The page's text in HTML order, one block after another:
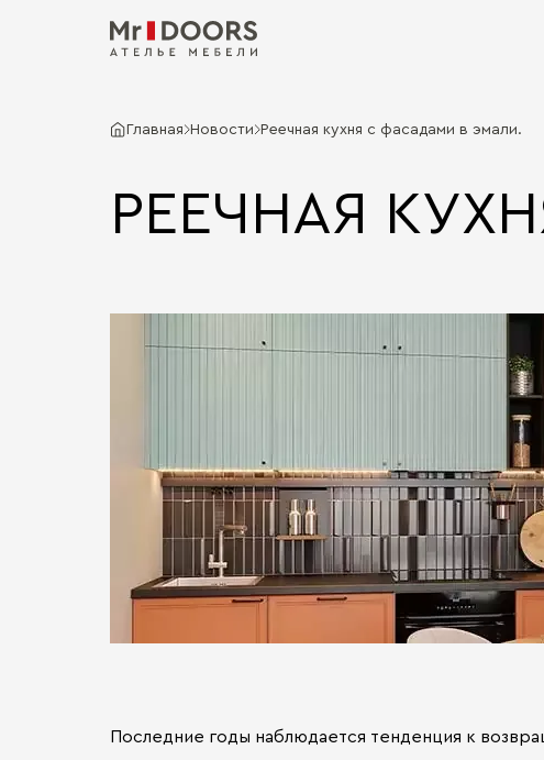
Главная Новости Реечная кухня с фасадами в эмали.
РЕЕЧНАЯ
Последние годы наблюдается тенденция к